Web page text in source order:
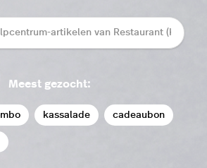
Meest gezocht:
kassalade cadeaubon